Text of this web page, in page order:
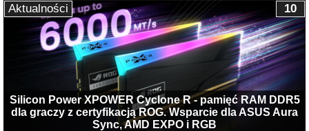
Silicon Power XPOWER Cyclone R - pamięć RAM DDR5
dla graczy z certyfikacją ROG. Wsparcie dla ASUS Aura
Sync, AMD EXPO i RGB
10
Aktualności